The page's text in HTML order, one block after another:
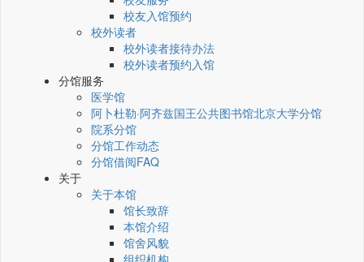
校友入馆预约
校外读者
校外读者接待办法
校外读者预约入馆
分馆服务
医学馆
阿卜杜勒·阿齐兹国王公共图书馆北京大学分馆
院系分馆
分馆工作动态
分馆借阅FAQ
关于
关于本馆
馆长致辞
本馆介绍
馆舍风貌